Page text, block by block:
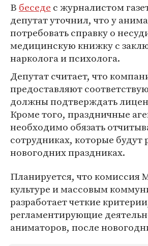
В беседе с журналистом
депутат уточнил, что у
потребовать справку о
медицинскую книжку с
нарколога и психолога.
Депутат считает, что
предоставляют
должны подтверждать
Кроме того, праздничные
необходимо обязать
сотрудниках, которые будут
новогодних праздниках.
Планируется, что комиссия
культуре и массовым
разработает четкие
регламентирующие
аниматоров, после